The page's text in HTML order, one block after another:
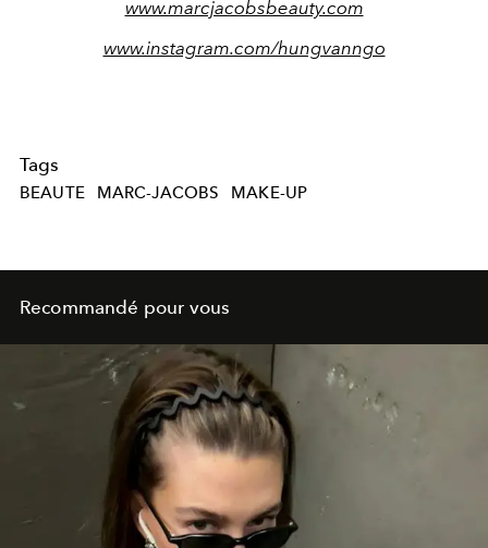
www.marcjacobsbeauty.com
www.instagram.com/hungvanngo
Tags
BEAUTE MARC-JACOBS MAKE-UP
Recommandé pour vous